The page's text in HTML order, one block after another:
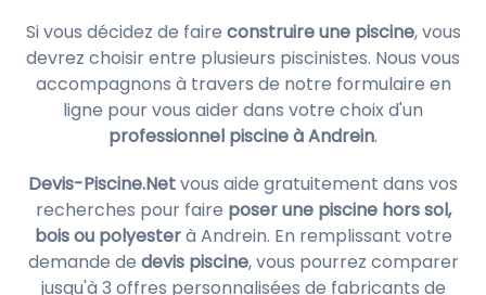
Si vous décidez de faire construire une piscine, vous
devrez choisir entre plusieurs piscinistes. Nous vous
accompagnons à travers de notre formulaire en
ligne pour vous aider dans votre choix d'un
professionnel piscine à Andrein.
Devis-Piscine.Netvous aide gratuitement dans vos
recherches pour faire poser une piscine hors sol,
bois ou polyesterà Andrein. En remplissant votre
demande de devis piscine, vous pourrez comparer
jusqu'à 3 offres personnalisées de fabricants de